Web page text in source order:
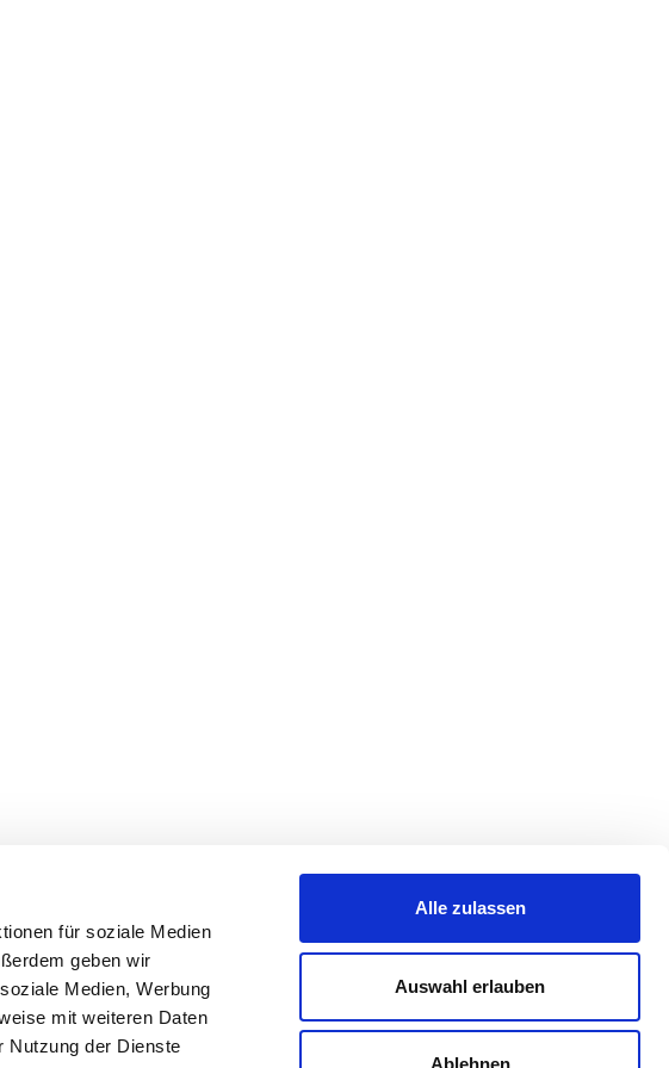
für soziale Medien
geben wir
Medien, Werbung
mit weiteren Daten
Nutzung der Dienste
Alle zulassen
Auswahl erlauben
Ablehnen